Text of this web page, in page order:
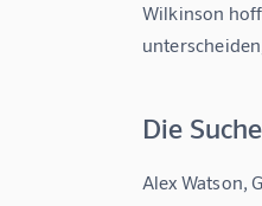
Wilkinson
Die
Alex Watson,